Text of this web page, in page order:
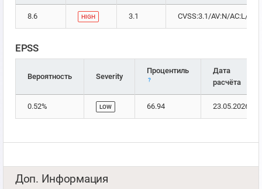
8.6 HIGH 3.1 CVSS:3.1/AV:N/AC:L/
EPSS
Вероятность Severity
Процентиль
?
Дата
расчёта
0.52% LOW 66.94 23.05.2026
Доп. Информация